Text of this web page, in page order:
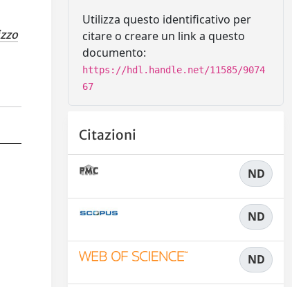
Utilizza questo identificativo per
citare o creare un link a questo
documento:
https://hdl.handle.net/11585/9074
67
Citazioni
ND
ND
ND